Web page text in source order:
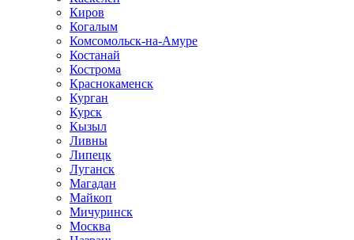
Киров
Когалым
Комсомольск-на-Амуре
Костанай
Кострома
Краснокаменск
Курган
Курск
Кызыл
Ливны
Липецк
Луганск
Магадан
Майкоп
Мичуринск
Москва